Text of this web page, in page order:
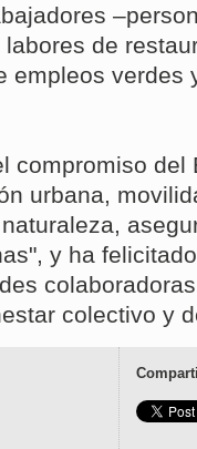
de
empleos verdes
compromiso
urbana,
y ha
colectivo y